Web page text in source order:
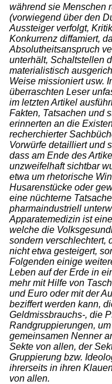
während sie Menschen
(vorwiegend über den
Aussteiger verfolgt,
Konkurrenz diffamiert,
Absolutheitsanspruch
unterhält, Schaltstellen
materialistisch
Weise missioniert usw.
überraschten Leser
im letzten Artikel
Fakten, Tatsachen und
erinnerten an die
recherchierter
Vorwürfe detailliert und
dass am Ende des
unzweifelhaft sichtbar
etwa um rhetorische
Husarenstücke oder
eine nüchterne
pharmaindustriell
Apparatemedizin ist
welche die
sondern verschlechtert,
nicht etwa gesteigert,
Folgenden einige
Leben auf der Erde in
mehr mit Hilfe von
und Euro oder mit der
beziffert werden kann,
Geldmissbrauchs-, die
Randgruppierungen,
gemeinsamen Nenner
Sekte von allen, der
Gruppierung bzw.
ihrerseits in ihren
von allen.